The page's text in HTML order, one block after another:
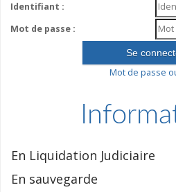
Identifiant :
Mot de passe :
Mot de passe
En Liquidation Judiciaire
En sauvegarde